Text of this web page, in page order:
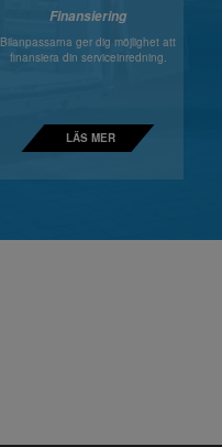
Finansiering
Bilanpassarna ger dig möjlighet att
finansiera din serviceinredning.
LÄS MER